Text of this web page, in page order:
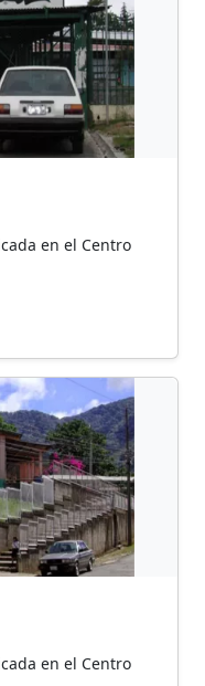
en el Centro
en el Centro